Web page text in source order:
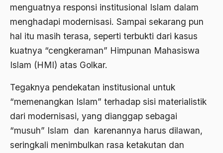
menguatnya responsi institusional Islam dalam
menghadapi modernisasi. Sampai sekarang pun
hal itu masih terasa, seperti terbukti dari kasus
kuatnya “cengkeraman” Himpunan Mahasiswa
Islam (HMI) atas Golkar.
Tegaknya pendekatan institusional untuk
“memenangkan Islam” terhadap sisi materialistik
dari modernisasi, yang dianggap sebagai
“musuh” Islam dan karenannya harus dilawan,
seringkali menimbulkan rasa ketakutan dan
Ali Khomeini
Ali Murtopo
Ali Shariati
Ali Sidikin
Ali Syahbana
Aliran AHmadiyah
Aliran Kepercayaan
Alistair Cook